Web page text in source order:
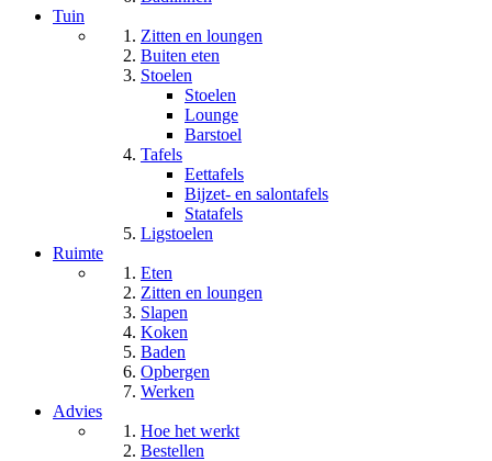
Tuin
Zitten en loungen
Buiten eten
Stoelen
Stoelen
Lounge
Barstoel
Tafels
Eettafels
Bijzet- en salontafels
Statafels
Ligstoelen
Ruimte
Eten
Zitten en loungen
Slapen
Koken
Baden
Opbergen
Werken
Advies
Hoe het werkt
Bestellen